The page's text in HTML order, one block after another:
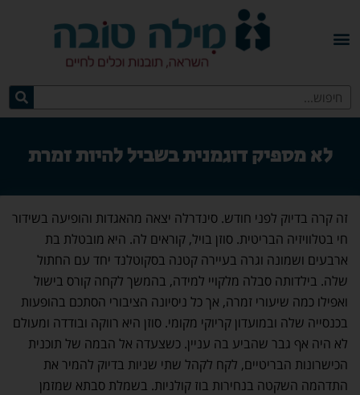
לא מספיק דוגמנית בשביל להיות זמרת
זה קרה בדיוק לפני חודש. סינדרלה יצאה מהאגדות והופיעה בשידור
חי בטלוויזיה הבריטית. סוזן בויל, קוראים לה. היא מובטלת בת
ארבעים ושמונה וגרה בעיירה קטנה בסקוטלנד יחד עם החתול
שלה. בילדותה סבלה מלקויי למידה, בהמשך לקחה קורס בישול
ואפילו כמה שיעורי זמרה, אך כל ניסיונה הציבורי הסתכם בהופעות
בכנסייה שלה ובמועדון קריוקי מקומי. סוזן היא רווקה ובודדה ומעולם
לא היה אף גבר שהביע בה עניין. כשצעדה אל הבמה של תוכנית
הכישרונות הבריטיים, לקח לקהל שתי שניות בדיוק להמיר את
התדהמה השקטה בנחירות בוז קולניות. בשמלת סבתא שמזמן